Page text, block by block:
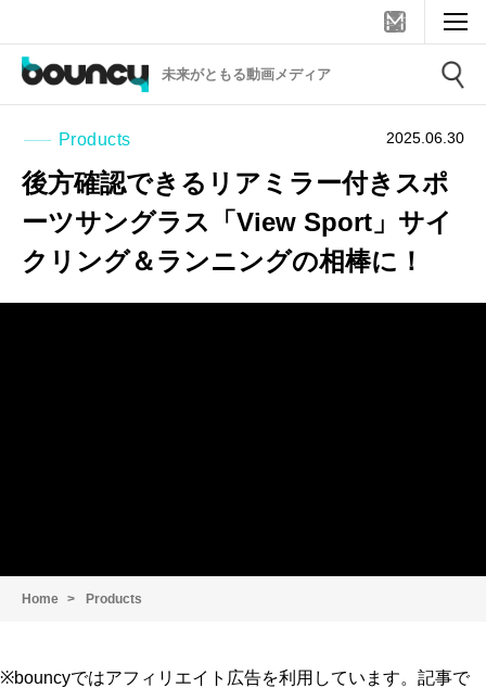
未来がともる動画メディア
Products 2025.06.30
後方確認できるリアミラー付きスポ
ーツサングラス「View Sport」サイ
クリング＆ランニングの相棒に！
Home Products
※bouncyではアフィリエイト広告を利用しています。記事で